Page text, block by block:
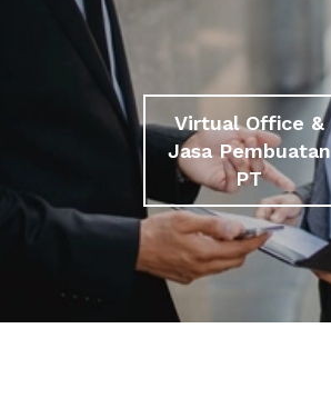
Virtual Office &
Jasa Pembuatan
PT